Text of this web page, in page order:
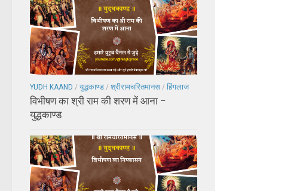
YUDH KAAND / युद्धकाण्ड / श्रीरामचरितमानस / हिंगलाज
विभीषण का श्री राम की शरण में आना –
युद्धकाण्ड